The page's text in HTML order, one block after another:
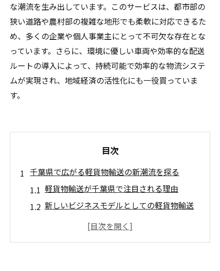
な潮流を生み出しています。このサービスは、都市部の
狭い道路や農村部の複雑な地形でも柔軟に対応できるた
め、多くの企業や個人事業主にとって不可欠な存在とな
っています。さらに、環境に優しい車両や効率的な配送
ルートの導入によって、持続可能で効率的な物流システ
ムが実現され、地域経済の活性化にも一役買っていま
す。
目次
千葉県で広がる軽貨物輸送の新潮流を探る
軽貨物輸送が千葉県で注目される理由
新しいビジネスモデルとしての軽貨物輸送
地域密着型の軽貨物サービスの展開